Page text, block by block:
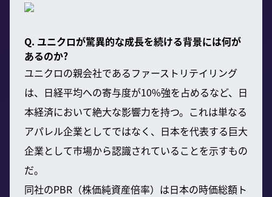
Q. ユニクロが驚異的な成長を続ける背景には何が
あるのか?
ユニクロの親会社であるファーストリテイリング
は、日経平均への寄与度が10%強を占めるなど、日
本経済において絶大な影響力を持つ。これは単なる
アパレル企業としてではなく、日本を代表する巨大
企業として市場から認識されていることを示すもの
だ。
同社のPBR（株価純資産倍率）は日本の時価総額ト